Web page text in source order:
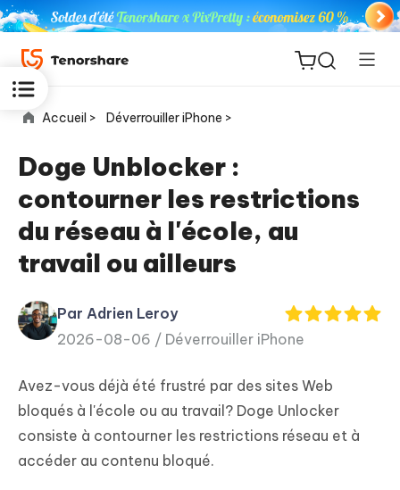
ReiBoot
for iOS
PDF
Editor
iAnyGo
Accueil > Déverrouiller iPhone >
Doge Unblocker :
contourner les restrictions
du réseau à l'école, au
travail ou ailleurs
Par Adrien Leroy
2026-08-06 / Déverrouiller iPhone
Avez-vous déjà été frustré par des sites Web
bloqués à l'école ou au travail? Doge Unlocker
consiste à contourner les restrictions réseau et à
accéder au contenu bloqué.